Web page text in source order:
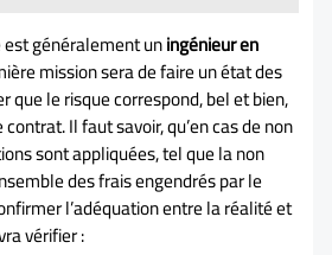
généralement uningénieur en
mission sera de faire un état des
que le risque correspond, bel et bien,
Il faut savoir, qu’en cas de non
sont appliquées, tel que la non
des frais engendrés par le
l’adéquation entre la réalité et
vérifier :